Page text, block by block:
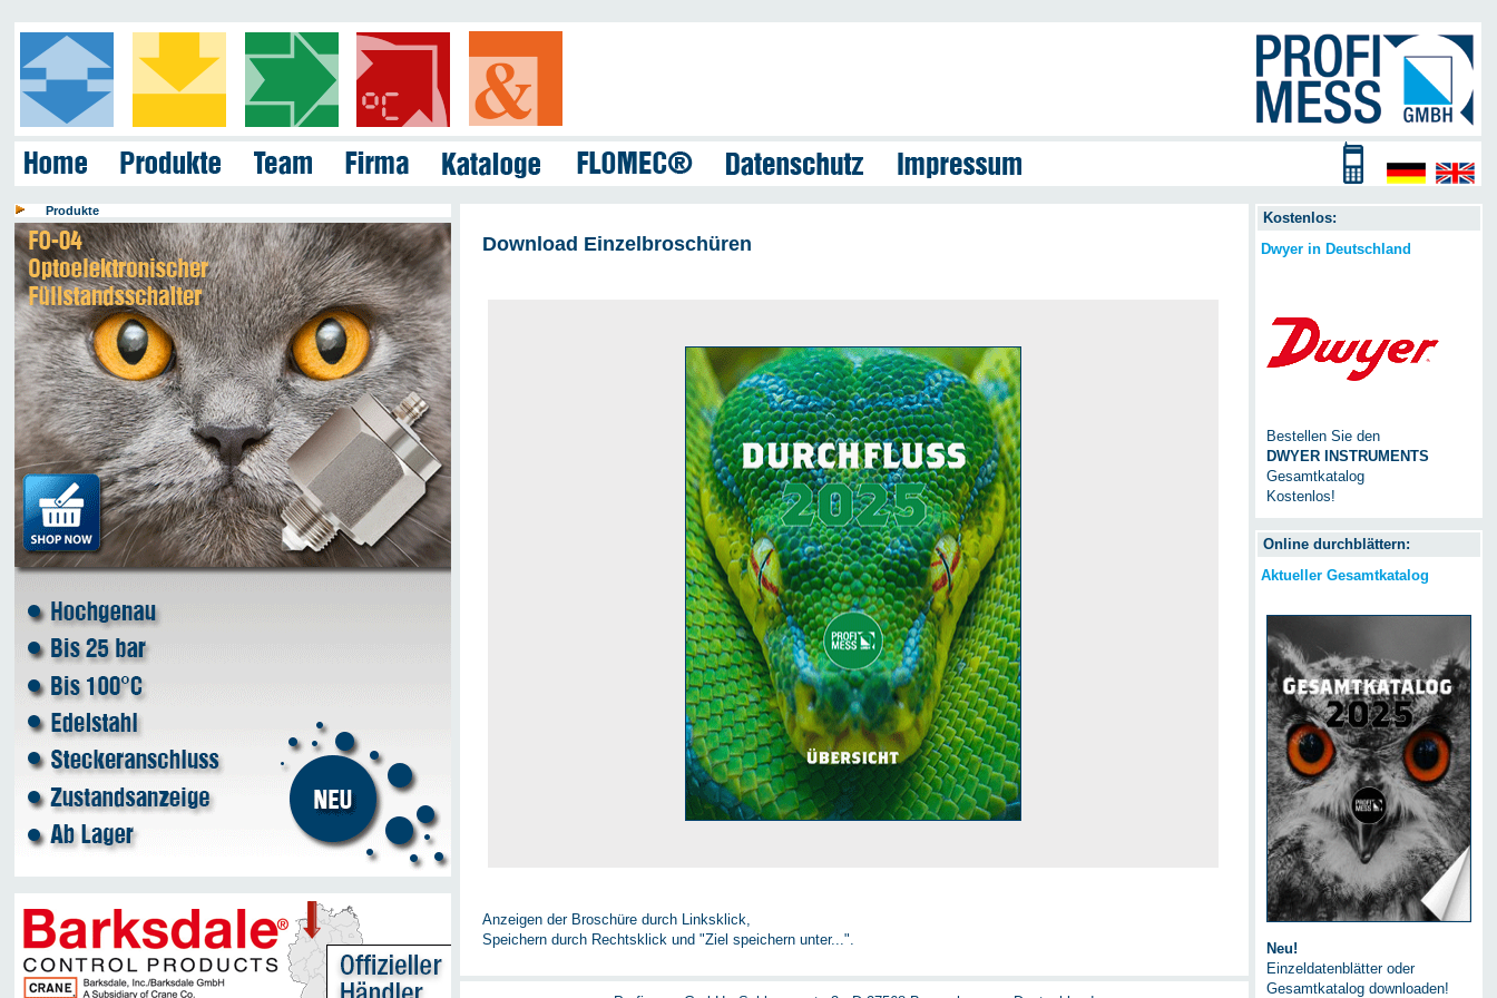
Download Einzelbroschüren
Anzeigen der Broschüre durch Linksklick,
Speichern durch Rechtsklick und "Ziel speichern unter...".
Kostenlos:
Dwyer in Deutschland
Bestellen Sie den
DWYER INSTRUMENTS
Gesamtkatalog
Kostenlos!
Online durchblättern:
Aktueller Gesamtkatalog
Neu!
Einzeldatenblätter oder
Gesamtkatalog downloaden!
Produkte